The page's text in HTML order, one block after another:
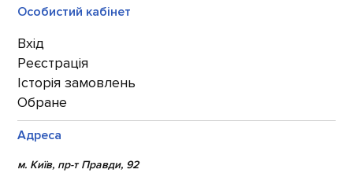
Особистий кабінет
Вхід
Реєстрація
Історія замовлень
Обране
Адреса
м. Київ, пр-т Правди, 92